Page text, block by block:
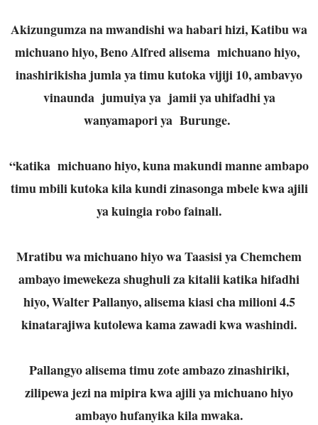
Akizungumza na mwandishi wa habari hizi, Katibu wa
michuano hiyo, Beno Alfred alisema michuano hiyo,
inashirikisha jumla ya timu kutoka vijiji 10, ambavyo
vinaunda jumuiya ya jamii ya uhifadhi ya
wanyamapori ya Burunge.
“katika michuano hiyo, kuna makundi manne ambapo
timu mbili kutoka kila kundi zinasonga mbele kwa ajili
ya kuingia robo fainali.
Mratibu wa michuano hiyo wa Taasisi ya Chemchem
ambayo imewekeza shughuli za kitalii katika hifadhi
hiyo, Walter Pallanyo, alisema kiasi cha milioni 4.5
kinatarajiwa kutolewa kama zawadi kwa washindi.
Pallangyo alisema timu zote ambazo zinashiriki,
zilipewa jezi na mipira kwa ajili ya michuano hiyo
ambayo hufanyika kila mwaka.